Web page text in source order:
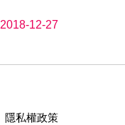
2018-12-27
隱私權政策